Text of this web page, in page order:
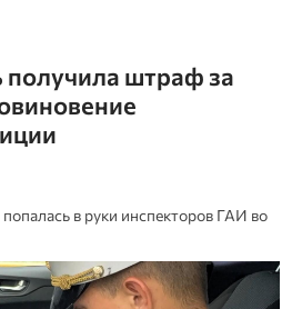
получила штраф за
в руки инспекторов ГАИ во